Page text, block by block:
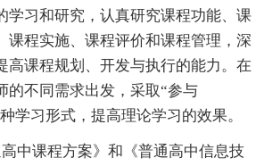
学习和研究，认真研究课程功能、课
课程实施、课程评价和课程管理，深
高课程规划、开发与执行的能力。在
的不同需求出发，采取“参与
学习形式，提高理论学习的效果。
中课程方案》和《普通高中信息技